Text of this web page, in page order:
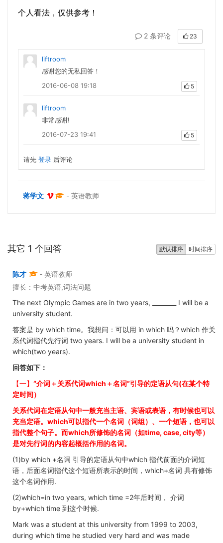
个人看法，仅供参考！
2 条评论 23
liftroom
感谢您的无私回答！
2016-06-08 19:18
5
liftroom
非常感谢!
2016-07-23 19:41
5
请先 登录 后评论
蒋学文 - 英语教师
默认排序 时间排序
其它 1 个回答
陈才
- 英语教师
擅长：中考英语,词法问题
The next Olympic Games are in two years, ________ I will be a
university student.
答案是 by which time。我想问：可以用 in which 吗？which 作关
系代词指代先行词 two years. I will be a university student in
which(two years).
回答如下：
【一】 “介词＋关系代词which＋名词”引导的定语从句(在某个特
定时间）
关系代词在定语从句中一般充当主语、宾语或表语，有时候也可以
充当定语。which可以指代一个名词（词组）、一个短语，也可以
指代整个句子。而which所修饰的名词（如time, case, city等）
是对先行词的内容起概括作用的名词。
(1)by which +名词 引导的定语从句中which 指代前面的介词短
语，后面名词指代这个短语所表示的时间，which+名词 具有修饰
这个名词作用.
(2)which=in two years, which time =2年后时间， 介词
by+which time 到这个时候.
Mark was a student at this university from 1999 to 2003,
during which time he studied very hard and was made